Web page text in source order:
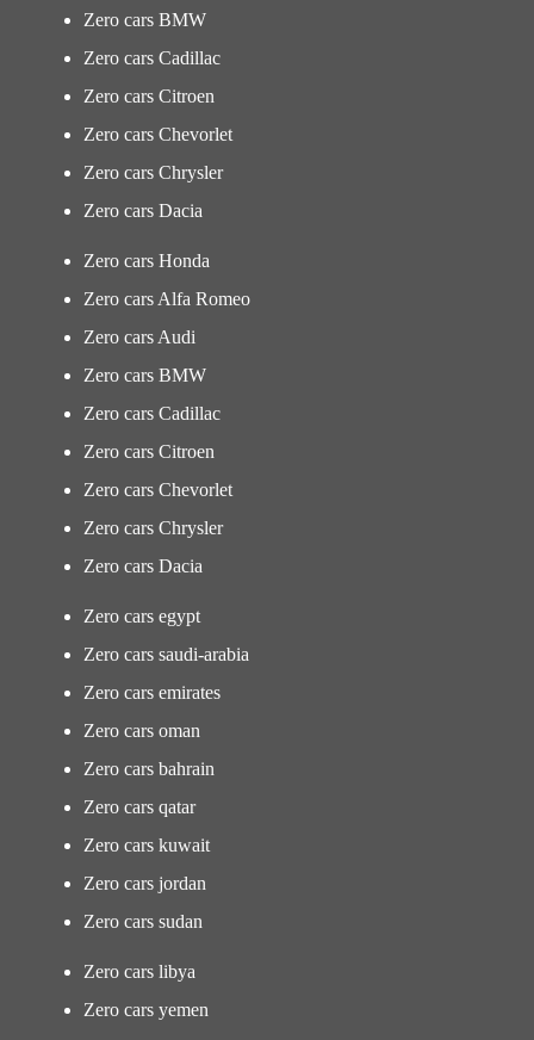
Zero cars BMW
Zero cars Cadillac
Zero cars Citroen
Zero cars Chevorlet
Zero cars Chrysler
Zero cars Dacia
Zero cars Honda
Zero cars Alfa Romeo
Zero cars Audi
Zero cars BMW
Zero cars Cadillac
Zero cars Citroen
Zero cars Chevorlet
Zero cars Chrysler
Zero cars Dacia
Zero cars egypt
Zero cars saudi-arabia
Zero cars emirates
Zero cars oman
Zero cars bahrain
Zero cars qatar
Zero cars kuwait
Zero cars jordan
Zero cars sudan
Zero cars libya
Zero cars yemen